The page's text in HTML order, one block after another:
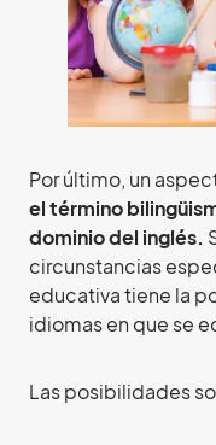
Por último, un
el término
dominio del inglés.
circunstancias
educativa tiene la
idiomas en que se
Las posibilidades